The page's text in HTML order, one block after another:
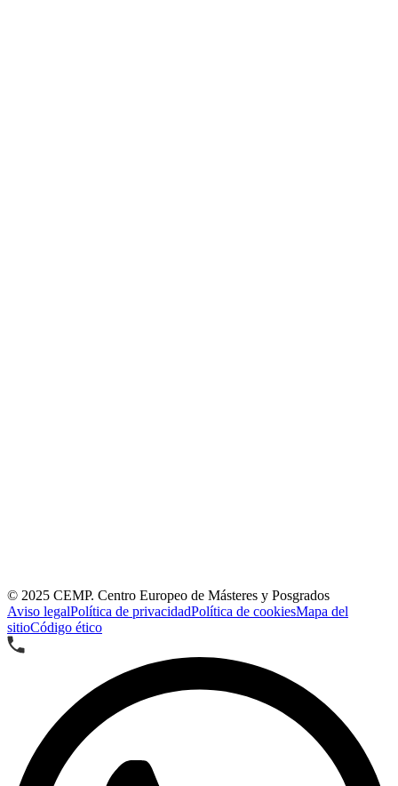
© 2025 CEMP. Centro Europeo de Másteres y Posgrados
Aviso legalPolítica de privacidadPolítica de cookiesMapa del
sitioCódigo ético